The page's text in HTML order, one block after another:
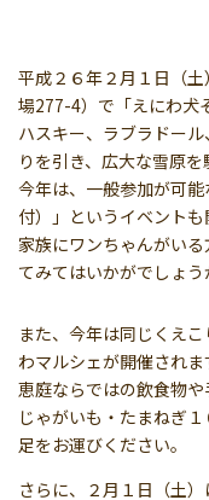
平成２６年２月１日（
場277-4）で「えにわ犬
ハスキー、ラブラドー
りを引き、広大な雪原を
今年は、一般参加が可
付）」というイベントも
家族にワンちゃんがい
てみてはいかがでしょう
また、今年は同じくえ
わマルシェが開催されま
恵庭ならではの飲食物や
じゃがいも・たまねぎ
足をお運びください。
さらに、２月１日（土